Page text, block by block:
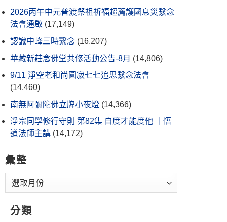
2026丙午中元普渡祭祖祈福超薦護國息災繫念
法會通啟 (17,149)
認識中峰三時繫念 (16,207)
華藏新莊念佛堂共修活動公告-8月 (14,806)
9/11 淨空老和尚圓寂七七追思繫念法會
(14,460)
南無阿彌陀佛立牌小夜燈 (14,366)
淨宗同學修行守則 第82集 自度才能度他 ｜悟
道法師主講 (14,172)
彙整
分類